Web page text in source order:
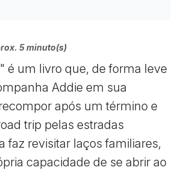
5 minuto(s)
" é um livro que, de forma leve
Addie em sua
após um término e
trip pelas estradas
faz revisitar laços familiares,
capacidade de se abrir ao